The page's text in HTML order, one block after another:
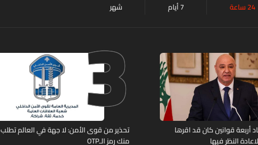
24 ساعة 7 أيام شهر
أربعة قوانين كان قد اقرها
النظر فيها
3
تحذير من قوى الأمن: لا جهة في العالم تطلب
منك رمز الـOTP